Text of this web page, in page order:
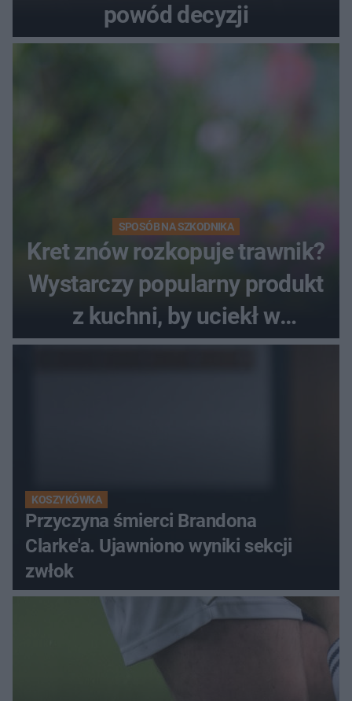
powód decyzji
SPOSÓB NA SZKODNIKA
Kret znów rozkopuje trawnik?
Wystarczy popularny produkt
z kuchni, by uciekł w
popłochu
KOSZYKÓWKA
Przyczyna śmierci Brandona
Clarke'a. Ujawniono wyniki sekcji
zwłok